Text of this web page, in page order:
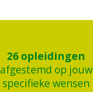
26 opleidingen
afgestemd op jouw
specifieke wensen